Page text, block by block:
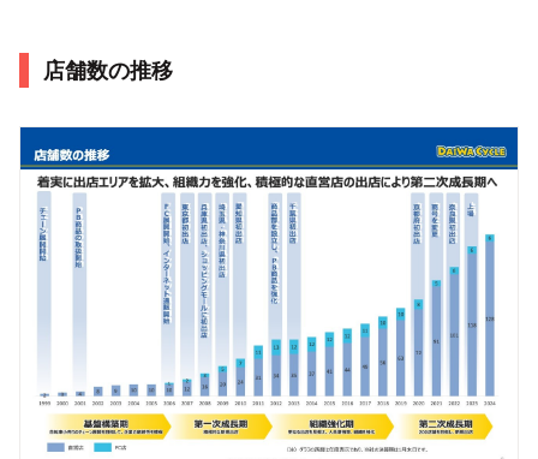
店舗数の推移